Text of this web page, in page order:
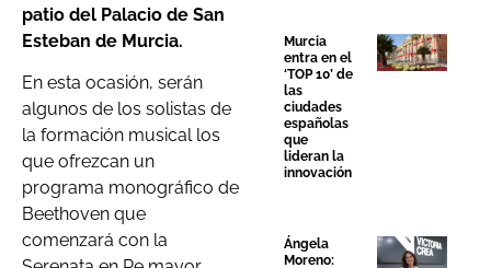
patio del Palacio de San
Esteban de Murcia.
En esta ocasión, serán
algunos de los solistas de
la formación musical los
que ofrezcan un
programa monográfico de
Beethoven que
comenzará con la
Murcia
entra en el
‘TOP 10’ de
las
ciudades
españolas
que
lideran la
innovación
Ángela
Moreno: